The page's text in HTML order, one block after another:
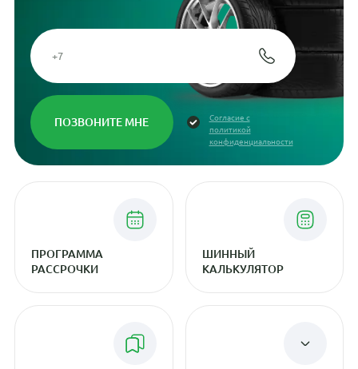
Согласие с
политикой
конфиденциальности
ПРОГРАММА
РАССРОЧКИ
ШИННЫЙ
КАЛЬКУЛЯТОР